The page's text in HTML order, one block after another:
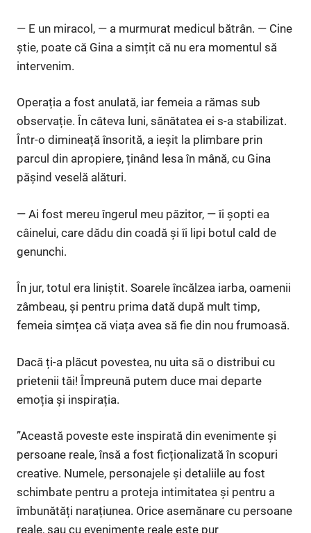
— E un miracol, — a murmurat medicul bătrân. — Cine
știe, poate că Gina a simțit că nu era momentul să
intervenim.
Operația a fost anulată, iar femeia a rămas sub
observație. În câteva luni, sănătatea ei s-a stabilizat.
Într-o dimineață însorită, a ieșit la plimbare prin
parcul din apropiere, ținând lesa în mână, cu Gina
pășind veselă alături.
— Ai fost mereu îngerul meu păzitor, — îi șopti ea
câinelui, care dădu din coadă și îi lipi botul cald de
genunchi.
În jur, totul era liniștit. Soarele încălzea iarba, oamenii
zâmbeau, și pentru prima dată după mult timp,
femeia simțea că viața avea să fie din nou frumoasă.
Dacă ți-a plăcut povestea, nu uita să o distribui cu
prietenii tăi! Împreună putem duce mai departe
emoția și inspirația.
”Această poveste este inspirată din evenimente și
persoane reale, însă a fost ficționalizată în scopuri
creative. Numele, personajele și detaliile au fost
schimbate pentru a proteja intimitatea și pentru a
îmbunătăți narațiunea. Orice asemănare cu persoane
reale, sau cu evenimente reale este pur